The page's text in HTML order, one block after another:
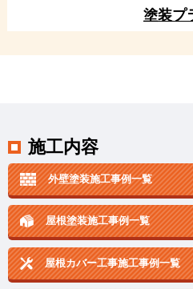
塗装プ
施工内容
外壁塗装施工事例一覧
屋根塗装施工事例一覧
屋根カバー工事施工事例一覧